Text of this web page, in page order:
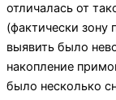
отличалась от
(фактически зону
выявить было
накопление
было несколько